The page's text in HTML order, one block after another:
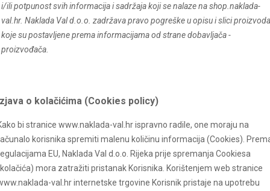
i/ili potpunost svih informacija i sadržaja koji se nalaze na shop. naklada-
val.hr. Naklada Val d.o.o. zadržava pravo pogreške u opisu i slici proizvoda
koje su postavljene prema informacijama od strane dobavljača -
proizvođača.
o kolačićima (Cookies policy)
bi stranice www.naklada-val .hr ispravno radile, one moraju na
korisnika spremiti malenu količinu informacija (Cookies).
EU, Naklada Val d.o.o. Rijeka prije spremanja Cookiesa
mora zatražiti pristanak Korisnika. Korištenjem web stranice
naklada-val .hr internetske trgovine Korisnik pristaje na upotrebu